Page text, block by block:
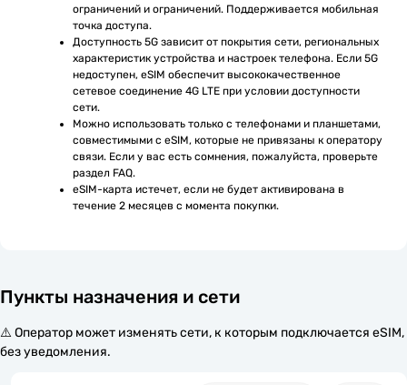
ограничений и ограничений. Поддерживается мобильная
точка доступа.
Доступность 5G зависит от покрытия сети, региональных
характеристик устройства и настроек телефона. Если 5G
недоступен, eSIM обеспечит высококачественное
сетевое соединение 4G LTE при условии доступности
сети.
Можно использовать только с телефонами и планшетами,
совместимыми с eSIM, которые не привязаны к оператору
связи. Если у вас есть сомнения, пожалуйста, проверьте
раздел FAQ.
eSIM-карта истечет, если не будет активирована в
течение 2 месяцев с момента покупки.
Пункты назначения и сети
⚠️ Оператор может изменять сети, к которым подключается eSIM,
без уведомления.